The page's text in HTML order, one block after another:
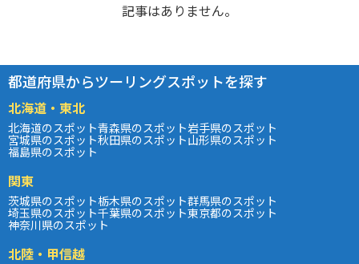
記事はありません。
都道府県からツーリングスポットを探す
北海道・東北
北海道のスポット青森県のスポット岩手県のスポット
宮城県のスポット秋田県のスポット山形県のスポット
福島県のスポット
関東
茨城県のスポット栃木県のスポット群馬県のスポット
埼玉県のスポット千葉県のスポット東京都のスポット
神奈川県のスポット
北陸・甲信越